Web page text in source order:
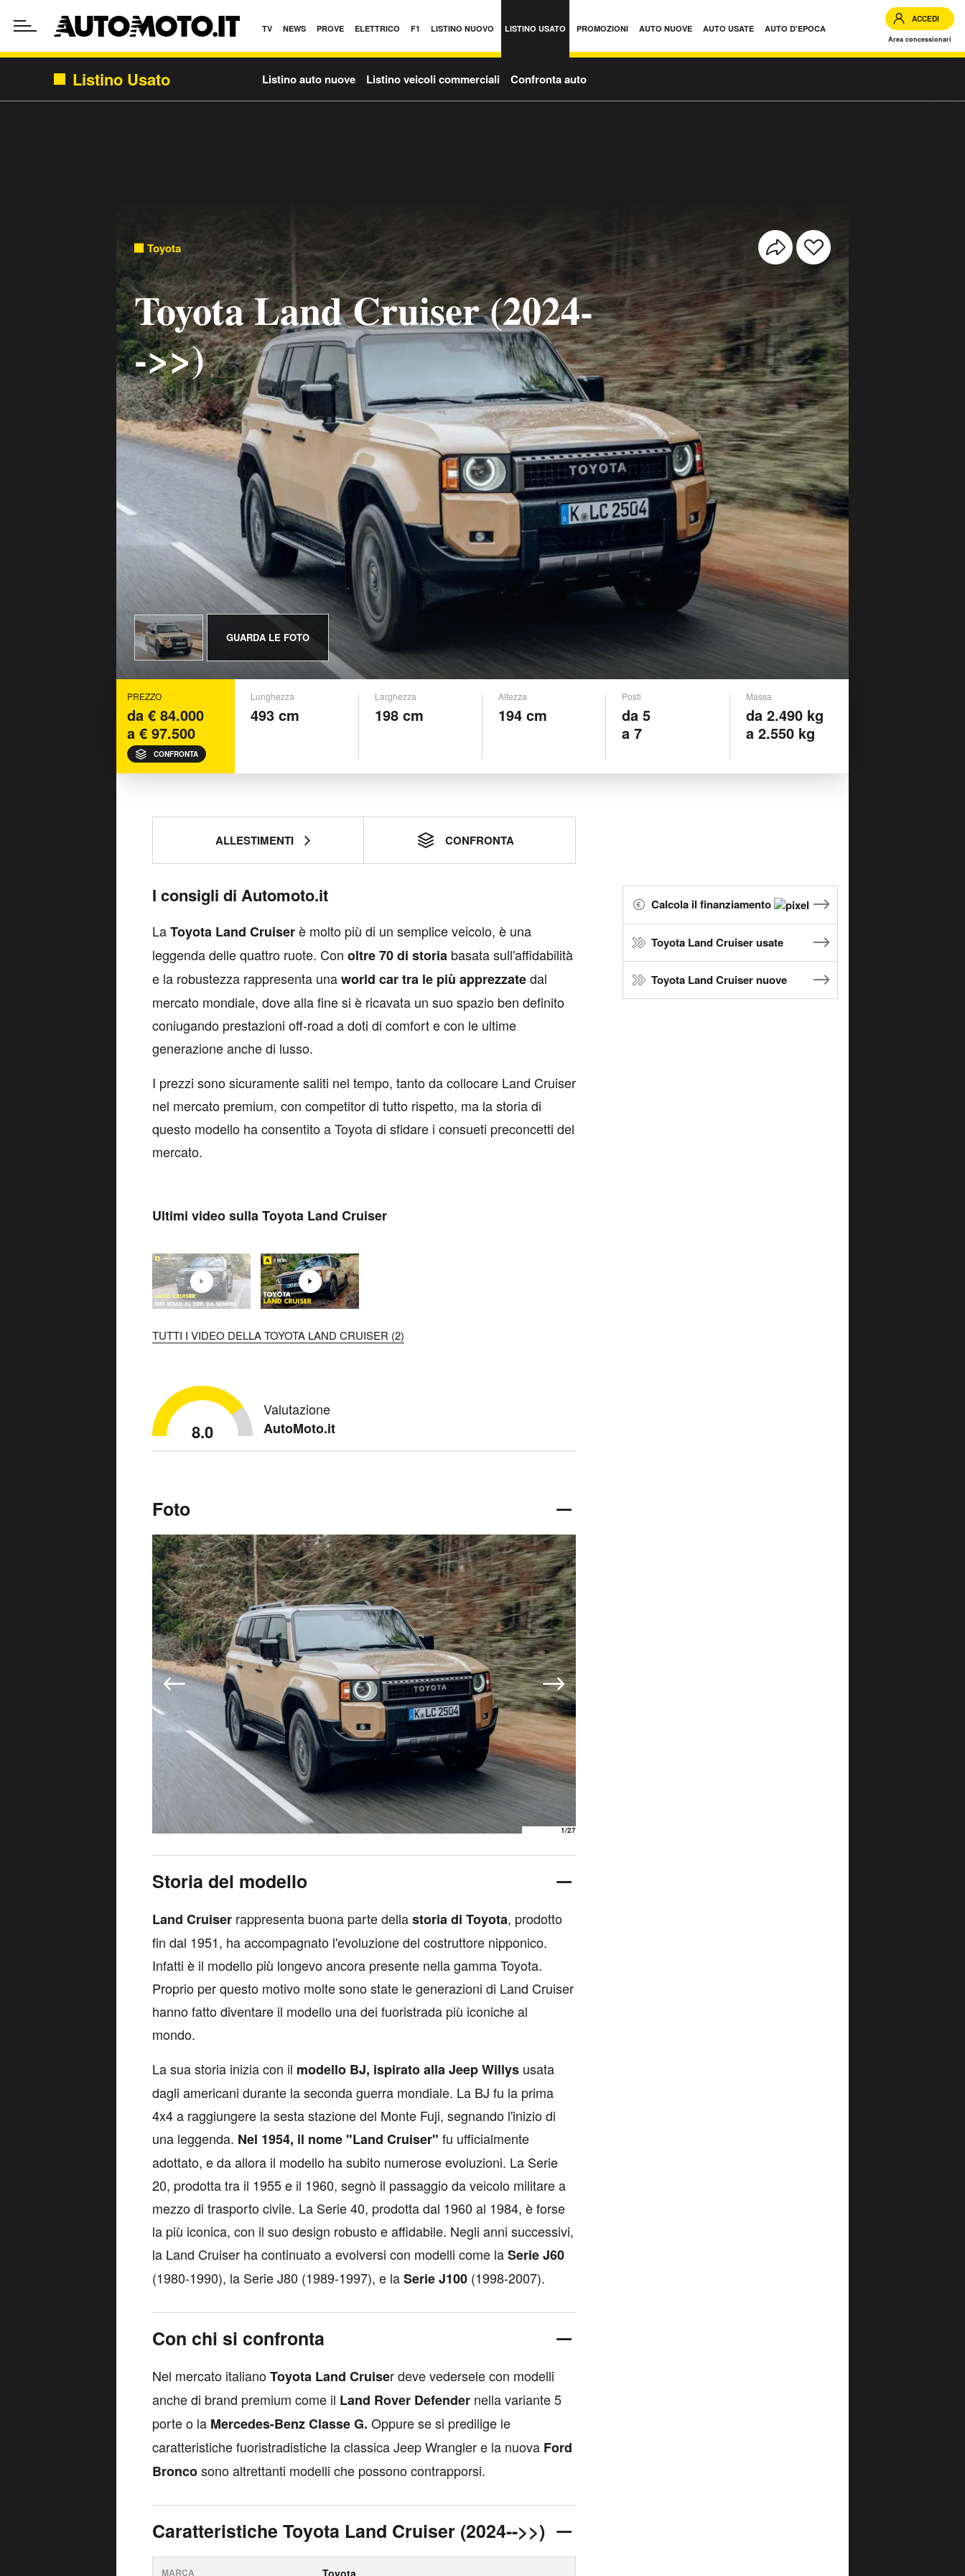
TV NEWS PROVE ELETTRICO F1 LISTINO NUOVO LISTINO USATO PROMOZIONI AUTO NUOVE AUTO USATE AUTO D'EPOCA
ACCEDI
Area concessionari
Listino Usato Listino auto nuove Listino veicoli commerciali Confronta auto
Toyota
Toyota Land Cruiser (2024-
->>)
GUARDA LE FOTO
PREZZO
da € 84.000
a € 97.500
CONFRONTA
Lunghezza
493 cm
Larghezza
198 cm
Altezza
194 cm
Posti
da 5
a 7
Massa
da 2.490 kg
a 2.550 kg
ALLESTIMENTI CONFRONTA
I consigli di Automoto.it
LaToyota Land Cruiserè molto più di un semplice veicolo, è una
leggenda delle quattro ruote. Con oltre 70 di storia basata sull'affidabilità
e la robustezza rappresenta unaworld car tra le più apprezzatedal
mercato mondiale, dove alla fine si è ricavata un suo spazio ben definito
coniugando prestazioni off-road a doti di comfort e con le ultime
generazione anche di lusso.
I prezzi sono sicuramente saliti nel tempo, tanto da collocare Land Cruiser
nel mercato premium, con competitor di tutto rispetto, ma la storia di
questo modello ha consentito a Toyota di sfidare i consueti preconcetti del
mercato.
Ultimi video sulla Toyota Land Cruiser
TUTTI I VIDEO DELLA TOYOTA LAND CRUISER (2)
8.0
Valutazione
AutoMoto.it
Foto
1/27
Storia del modello
Land Cruiser rappresenta buona parte dellastoria di Toyota, prodotto
fin dal 1951, ha accompagnato l'evoluzione del costruttore nipponico.
Infatti è il modello più longevo ancora presente nella gamma Toyota.
Proprio per questo motivo molte sono state le generazioni di Land Cruiser
hanno fatto diventare il modello una dei fuoristrada più iconiche al
mondo.
La sua storia inizia con il modello BJ, ispirato alla Jeep Willys usata
dagli americani durante la seconda guerra mondiale. La BJ fu la prima
4x4 a raggiungere la sesta stazione del Monte Fuji, segnando l'inizio di
una leggenda. Nel 1954, il nome "Land Cruiser" fu ufficialmente
adottato, e da allora il modello ha subito numerose evoluzioni. La Serie
20, prodotta tra il 1955 e il 1960, segnò il passaggio da veicolo militare a
mezzo di trasporto civile. La Serie 40, prodotta dal 1960 al 1984, è forse
la più iconica, con il suo design robusto e affidabile. Negli anni successivi,
la Land Cruiser ha continuato a evolversi con modelli come laSerie J60
(1980-1990), la Serie J80 (1989-1997), e laSerie J100 (1998-2007).
Con chi si confronta
Nel mercato italianoToyota Land Cruiser deve vedersele con modelli
anche di brand premium come il Land Rover Defender nella variante 5
porte o la Mercedes-Benz Classe G. Oppure se si predilige le
caratteristiche fuoristradistiche la classica Jeep Wrangler e la nuova Ford
Broncosono altrettanti modelli che possono contrapporsi.
Caratteristiche Toyota Land Cruiser (2024-->>)
MARCA Toyota
Calcola il finanziamento
Toyota Land Cruiser usate
Toyota Land Cruiser nuove